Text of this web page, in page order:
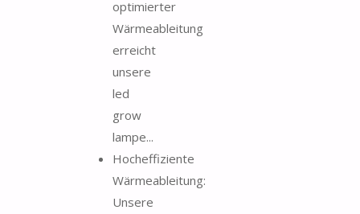
optimierter
Wärmeableitung
erreicht
unsere
led
grow
lampe...
Hocheffiziente
Wärmeableitung:
Unsere